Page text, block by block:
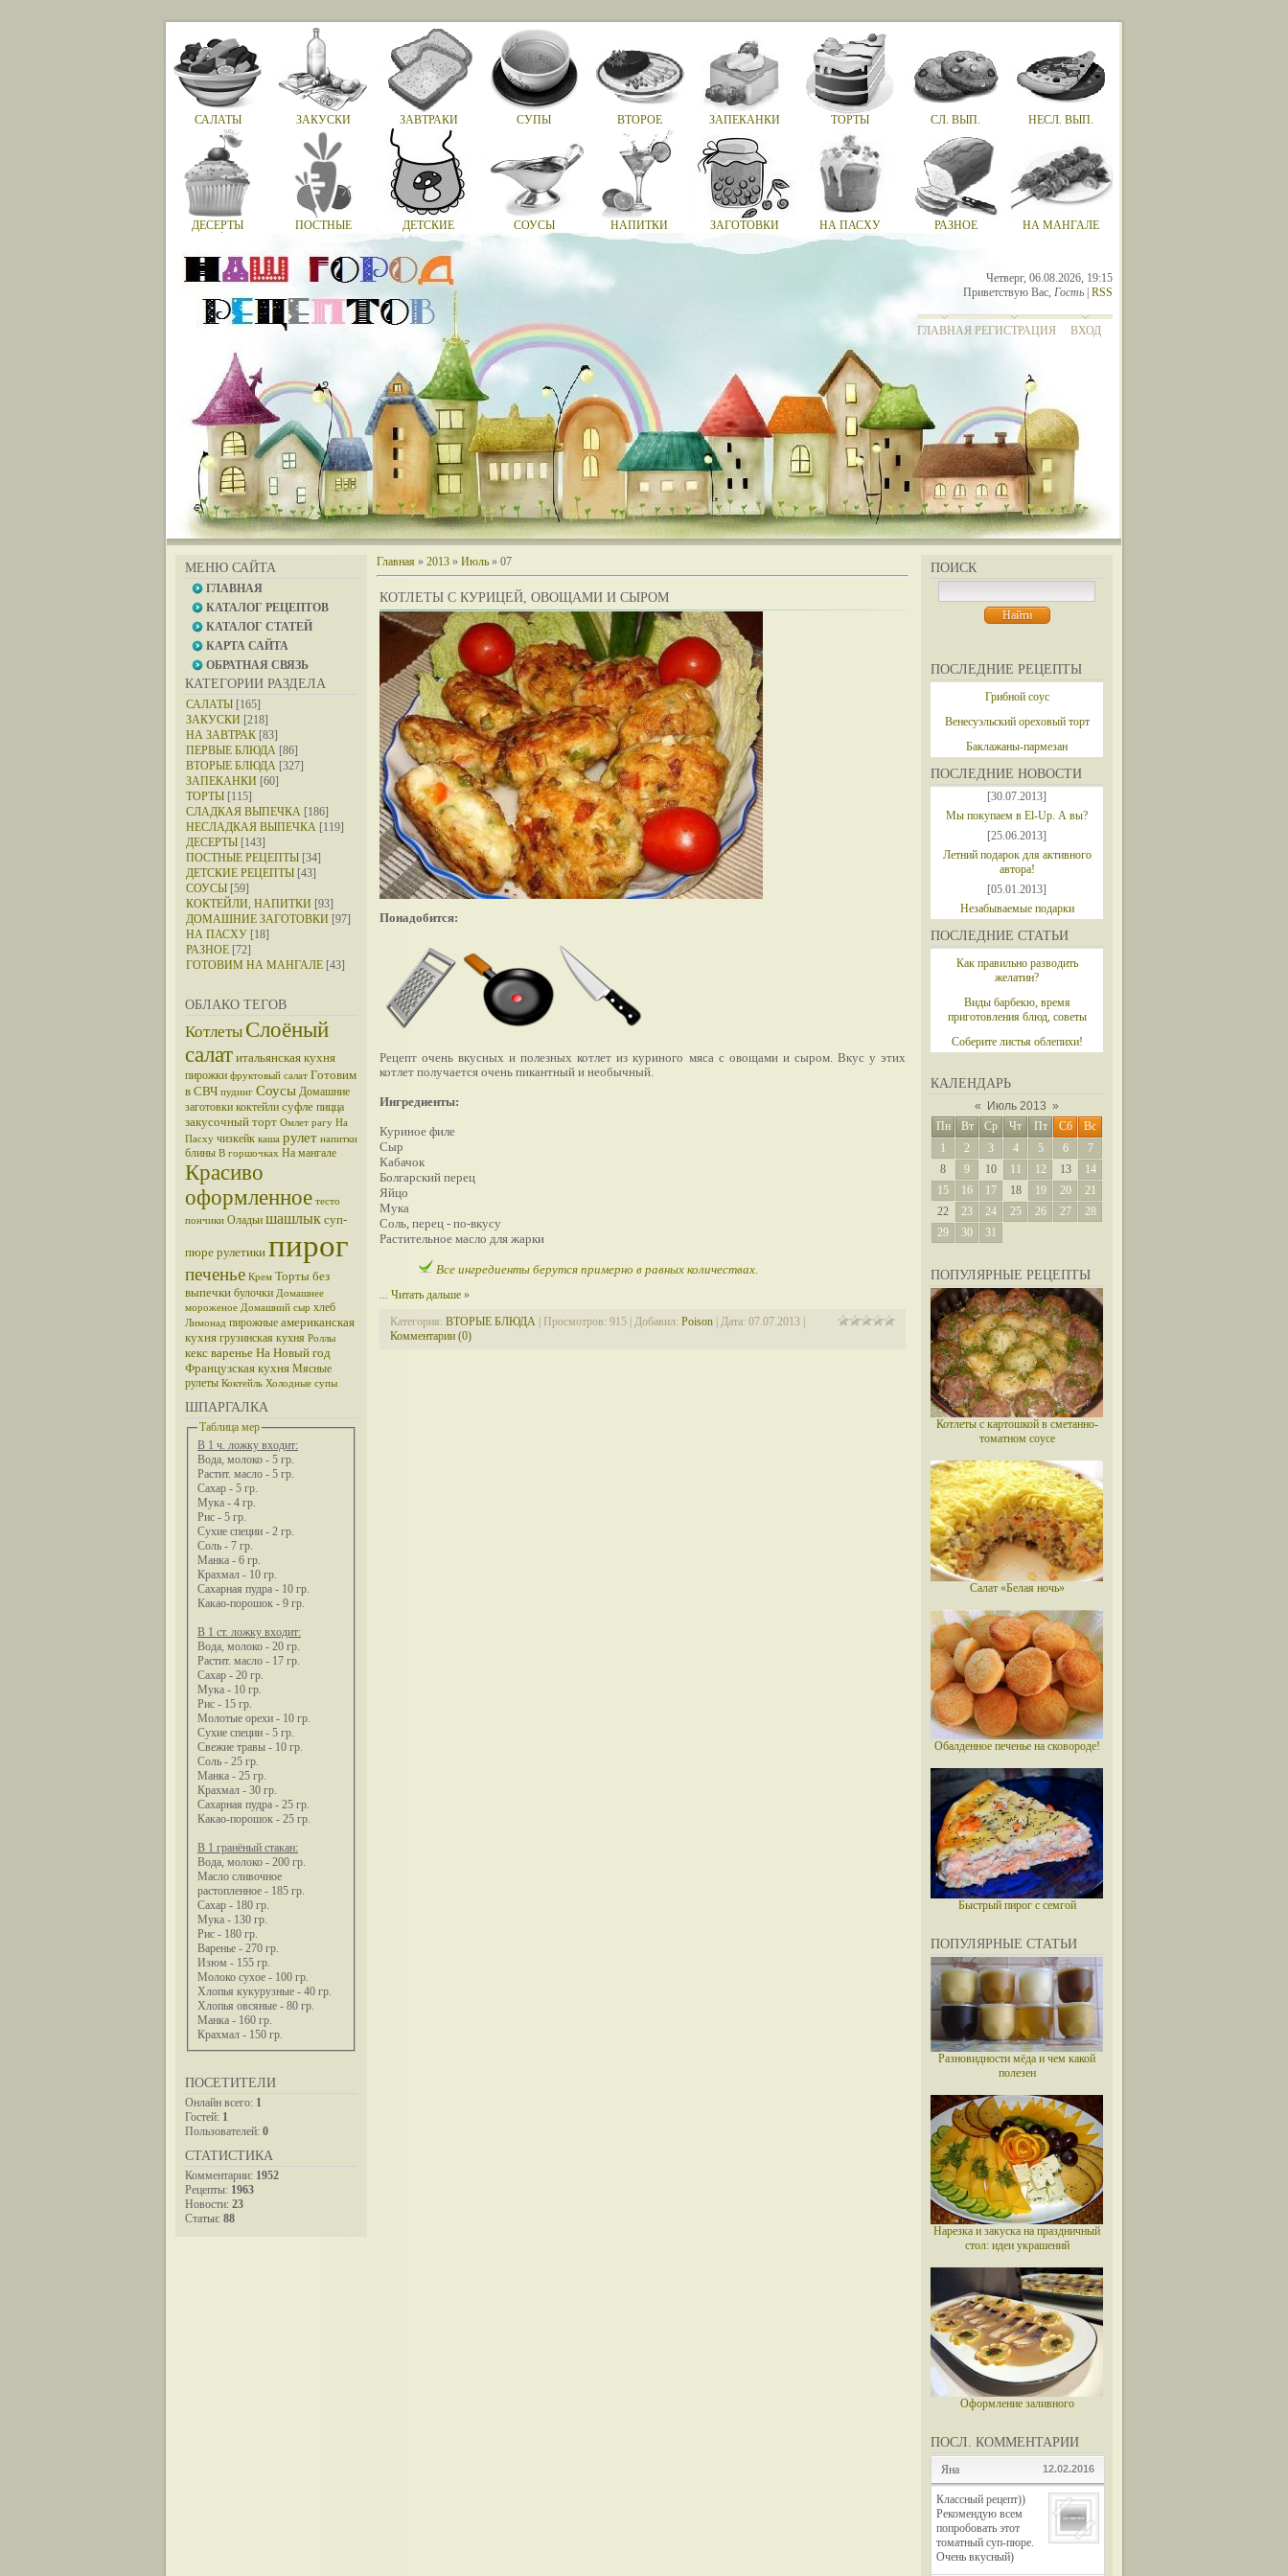
САЛАТЫ ЗАКУСКИ ЗАВТРАКИ СУПЫ ВТОРОЕ ЗАПЕКАНКИ ТОРТЫ СЛ. ВЫП. НЕСЛ. ВЫП.
ДЕСЕРТЫ ПОСТНЫЕ ДЕТСКИЕ СОУСЫ НАПИТКИ ЗАГОТОВКИ НА ПАСХУ РАЗНОЕ НА МАНГАЛЕ
Четверг, 06.08.2026, 19:15
Приветствую Вас, Гость RSS
ГЛАВНАЯ РЕГИСТРАЦИЯ ВХОД
МЕНЮ САЙТА
ГЛАВНАЯ
КАТАЛОГ РЕЦЕПТОВ
КАТАЛОГ СТАТЕЙ
КАРТА САЙТА
ОБРАТНАЯ СВЯЗЬ
КАТЕГОРИИ РАЗДЕЛА
САЛАТЫ [165]
ЗАКУСКИ [218]
НА ЗАВТРАК [83]
ПЕРВЫЕ БЛЮДА [86]
ВТОРЫЕ БЛЮДА [327]
ЗАПЕКАНКИ [60]
ТОРТЫ [115]
СЛАДКАЯ ВЫПЕЧКА [186]
НЕСЛАДКАЯ ВЫПЕЧКА [119]
ДЕСЕРТЫ [143]
ПОСТНЫЕ РЕЦЕПТЫ [34]
ДЕТСКИЕ РЕЦЕПТЫ [43]
СОУСЫ [59]
КОКТЕЙЛИ, НАПИТКИ [93]
ДОМАШНИЕ ЗАГОТОВКИ [97]
НА ПАСХУ [18]
РАЗНОЕ [72]
ГОТОВИМ НА МАНГАЛЕ [43]
ОБЛАКО ТЕГОВ
Котлеты Слоёный
салат итальянская кухня
пирожки фруктовый салат Готовим
в СВЧ пудинг Соусы Домашние
заготовки коктейли суфле пицца
закусочный торт Омлет рагу На
Пасху чизкейк каша рулет напитки
блины В горшочках На мангале
Красиво
оформленное тесто
пончики Оладьи шашлык суп-
пюре рулетики пирог
печенье Крем Торты без
выпечки булочки Домашнее
мороженое Домашний сыр хлеб
Лимонад пирожные американская
кухня грузинская кухня Роллы
кекс варенье На Новый год
Французская кухня Мясные
рулеты Коктейль Холодные супы
ШПАРГАЛКА
Таблица мер
В 1 ч. ложку входит:
Вода, молоко - 5 гр.
Растит. масло - 5 гр.
Сахар - 5 гр.
Мука - 4 гр.
Рис - 5 гр.
Сухие специи - 2 гр.
Соль - 7 гр.
Манка - 6 гр.
Крахмал - 10 гр.
Сахарная пудра - 10 гр.
Какао-порошок - 9 гр.
В 1 ст. ложку входит:
Вода, молоко - 20 гр.
Растит. масло - 17 гр.
Сахар - 20 гр.
Мука - 10 гр.
Рис - 15 гр.
Молотые орехи - 10 гр.
Сухие специи - 5 гр.
Свежие травы - 10 гр.
Соль - 25 гр.
Манка - 25 гр.
Крахмал - 30 гр.
Сахарная пудра - 25 гр.
Какао-порошок - 25 гр.
В 1 гранёный стакан:
Вода, молоко - 200 гр.
Масло сливочное
растопленное - 185 гр.
Сахар - 180 гр.
Мука - 130 гр.
Рис - 180 гр.
Варенье - 270 гр.
Изюм - 155 гр.
Молоко сухое - 100 гр.
Хлопья кукурузные - 40 гр.
Хлопья овсяные - 80 гр.
Манка - 160 гр.
Крахмал - 150 гр.
ПОСЕТИТЕЛИ
Онлайн всего: 1
Гостей: 1
Пользователей: 0
СТАТИСТИКА
Комментарии: 1952
Рецепты: 1963
Новости: 23
Статьи: 88
ПОИСК
ПОСЛЕДНИЕ РЕЦЕПТЫ
Грибной соус
Венесуэльский ореховый торт
Баклажаны-пармезан
ПОСЛЕДНИЕ НОВОСТИ
[30.07.2013]
Мы покупаем в El-Up. А вы?
[25.06.2013]
Летний подарок для активного
автора!
[05.01.2013]
Незабываемые подарки
ПОСЛЕДНИЕ СТАТЬИ
Как правильно разводить
желатин?
Виды барбекю, время
приготовления блюд, советы
Соберите листья облепихи!
КАЛЕНДАРЬ
« Июль 2013 »
Пн
Вт Ср Чт Пт Сб
Вс
1
2 3 4 5 6
7
8
9 10 11 12 13
14
15
16 17 18 19 20
21
22
23 24 25 26 27
28
29
30 31
ПОПУЛЯРНЫЕ РЕЦЕПТЫ
Котлеты с картошкой в сметанно-
томатном соусе
Салат «Белая ночь»
Обалденное печенье на сковороде!
Быстрый пирог с семгой
ПОПУЛЯРНЫЕ СТАТЬИ
Разновидности мёда и чем какой
полезен
Нарезка и закуска на праздничный
стол: идеи украшений
Оформление заливного
ПОСЛ. КОММЕНТАРИИ
Яна 12.02.2016
Классный рецепт))
Рекомендую всем
попробовать этот
томатный суп-пюре.
Очень вкусный)
Главная » 2013 » Июль » 07
КОТЛЕТЫ С КУРИЦЕЙ, ОВОЩАМИ И СЫРОМ
Понадобится:
Рецепт очень вкусных и полезных котлет из куриного мяса с овощами и сыром. Вкус у этих
котлет получается очень пикантный и необычный.
Ингредиенты:
Куриное филе
Сыр
Кабачок
Болгарский перец
Яйцо
Мука
Соль, перец - по-вкусу
Растительное масло для жарки
Все ингредиенты берутся примерно в равных количествах.
... Читать дальше »
Категория: ВТОРЫЕ БЛЮДА | Просмотров: 915 | Добавил: Poison | Дата: 07.07.2013
Комментарии (0)